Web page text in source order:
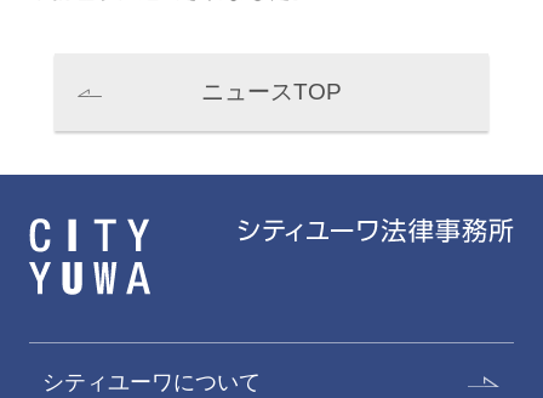
ニュースTOP
シティユーワについて